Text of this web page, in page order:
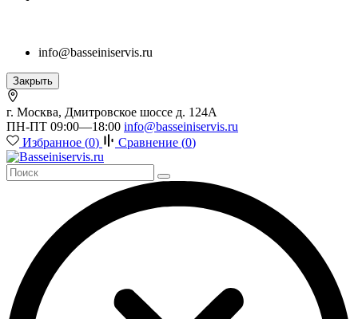
info@basseiniservis.ru
Закрыть
г. Москва, Дмитровское шоссе д. 124А
ПН-ПТ 09:00—18:00 info@basseiniservis.ru
Избранное (0) Сравнение (0)